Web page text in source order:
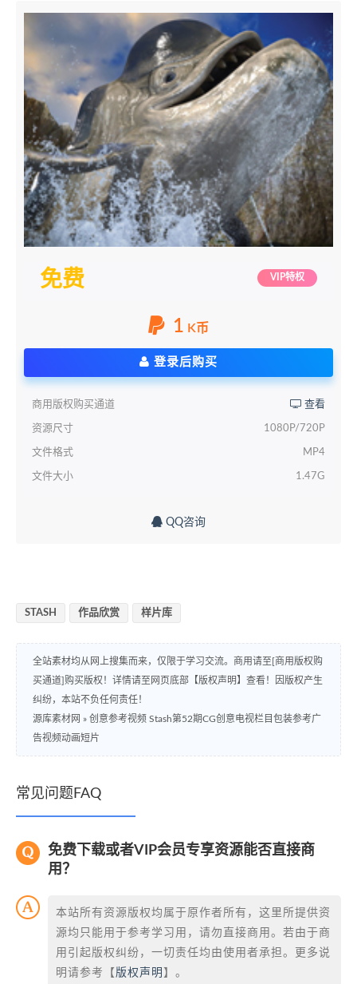
免费 VIP特权
1 K币
登录后购买
商用版权购买通道 查看
资源尺寸 1080P/720P
文件格式 MP4
文件大小 1.47G
QQ咨询
STASH 作品欣赏 样片库
全站素材均从网上搜集而来，仅限于学习交流。商用请至[商用版权购
买通道]购买版权！详情请至网页底部【版权声明】查看！因版权产生
纠纷，本站不负任何责任！
源库素材网 » 创意参考视频 Stash第52期CG创意电视栏目包装参考广
告视频动画短片
常见问题FAQ
免费下载或者VIP会员专享资源能否直接商
用？
本站所有资源版权均属于原作者所有，这里所提供资
源均只能用于参考学习用，请勿直接商用。若由于商
用引起版权纠纷，一切责任均由使用者承担。更多说
明请参考【 版权声明 】。